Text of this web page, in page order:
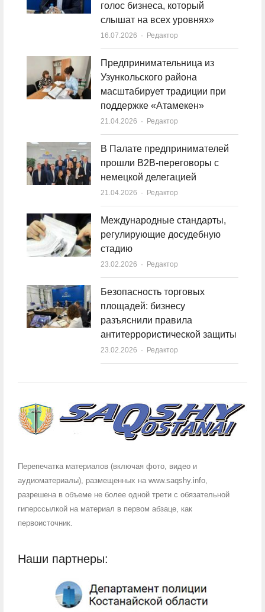
голос бизнеса, который
слышат на всех уровнях»
16.07.2026 Author
Редактор
Предпринимательница из
Узункольского района
масштабирует традиции при
поддержке «Атамекен»
21.04.2026 Author
Редактор
В Палате предпринимателей
прошли B2B-переговоры с
немецкой делегацией
21.04.2026 Author
Редактор
Международные стандарты,
регулирующие досудебную
стадию
23.02.2026 Author
Редактор
Безопасность торговых
площадей: бизнесу
разъяснили правила
антитеррористической защиты
23.02.2026 Author
Редактор
Перепечатка материалов (включая фото, видео и
аудиоматериалы), размещенных на www.saqshy.info,
разрешена в объеме не более одной трети с обязательной
гиперссылкой на материал в первом абзаце, как
первоисточник.
Наши партнеры: